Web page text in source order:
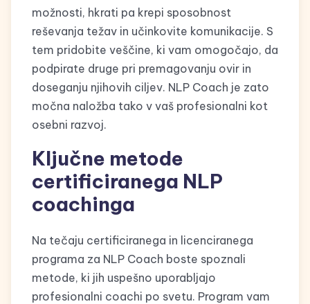
možnosti, hkrati pa krepi sposobnost
reševanja težav in učinkovite komunikacije. S
tem pridobite veščine, ki vam omogočajo, da
podpirate druge pri premagovanju ovir in
doseganju njihovih ciljev. NLP Coach je zato
močna naložba tako v vaš profesionalni kot
osebni razvoj.
Ključne metode
certificiranega NLP
coachinga
Na tečaju certificiranega in licenciranega
programa za NLP Coach boste spoznali
metode, ki jih uspešno uporabljajo
profesionalni coachi po svetu. Program vam